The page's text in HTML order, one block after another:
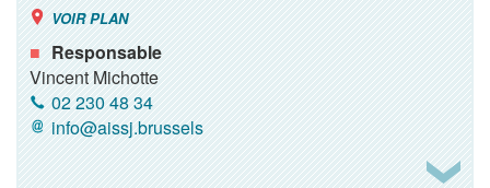
VOIR PLAN
Responsable
Vincent Michotte
02 230 48 34
info@aissj.brussels